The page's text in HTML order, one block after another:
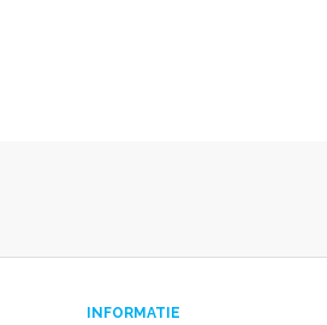
INFORMATIE